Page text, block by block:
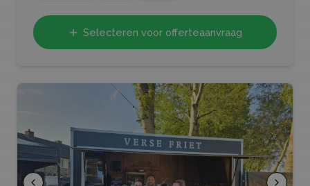
Selecteren voor offerteaanvraag